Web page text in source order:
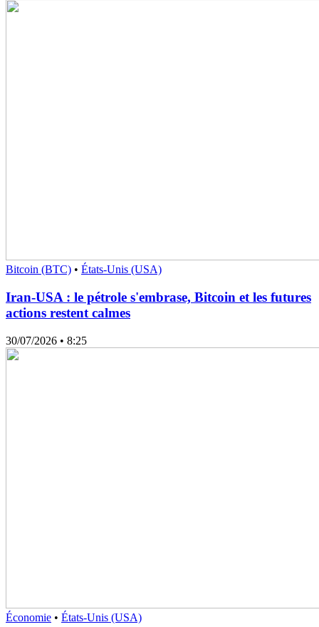
Bitcoin (BTC) • États-Unis (USA)
Iran-USA : le pétrole s'embrase, Bitcoin et les futures
actions restent calmes
30/07/2026 • 8:25
Économie • États-Unis (USA)